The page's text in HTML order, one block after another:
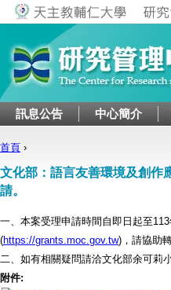
Jump
訊息公告 中心簡介
您在這裡
首頁 ›
文化部：語言友善環境及創作
請。
一、本案受理申請時間自即日起至
(https://grants.moc.gov.tw)，請協助
二、如有相關疑問請洽文化部余可莉
附件: